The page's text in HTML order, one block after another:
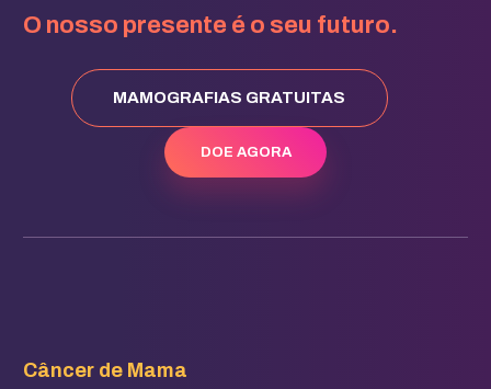
O nosso presente é o seu futuro.
MAMOGRAFIAS GRATUITAS
DOE AGORA
Câncer de Mama